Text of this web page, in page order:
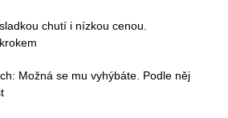
chutí i nízkou cenou.
Možná se mu vyhýbáte. Podle něj